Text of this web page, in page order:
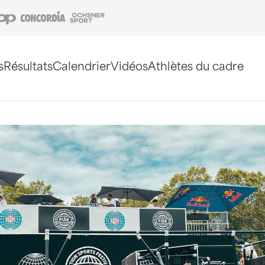
Coop Concordia
RésultatsCalendrierVidéosAthlètes du cadre